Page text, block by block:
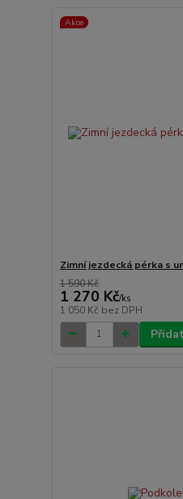
Akce
Zimní jezdecká pérka s
1 590 Kč
1 270 Kč/ks
1 050 Kč bez DPH